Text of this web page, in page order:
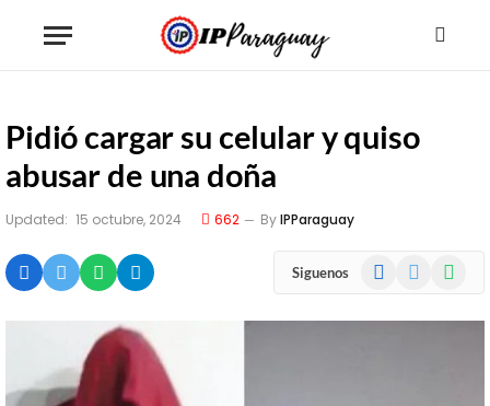
Pidió cargar su celular y quiso
abusar de una doña
Updated: 15 octubre, 2024 662 ByIPParaguay
Siguenos Facebook